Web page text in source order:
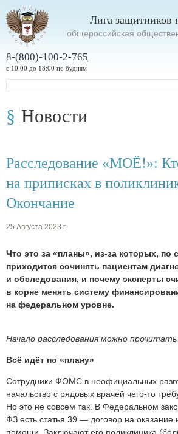
Лига защитников
oбщероссийская
8-(800)-100-2-765
с 10:00 до 18:00 по будням
Новости
Расследование «МОЁ!»:
на приписках в
Окончание
25 Августа 2023 г.
Что это за «планы», из-за которых, по
приходится сочинять пациентам
и обследования, и почему эксперты
в корне менять систему
на федеральном уровне.
Начало расследования можно прочитать
Всё идёт по «плану»
Сотрудники ФОМС в неофициальных
начальство с рядовых врачей чего-то
Но это не совсем так. В Федеральном
ФЗ есть статья 39 — договор на оказание